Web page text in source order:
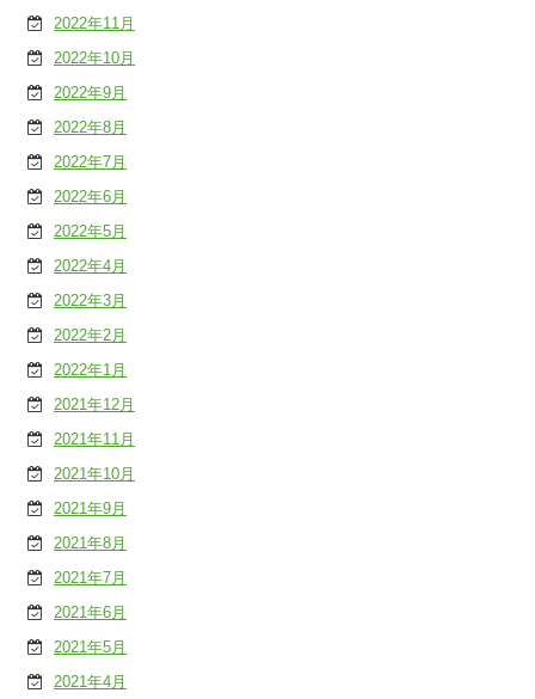
2022年11月
2022年10月
2022年9月
2022年8月
2022年7月
2022年6月
2022年5月
2022年4月
2022年3月
2022年2月
2022年1月
2021年12月
2021年11月
2021年10月
2021年9月
2021年8月
2021年7月
2021年6月
2021年5月
2021年4月